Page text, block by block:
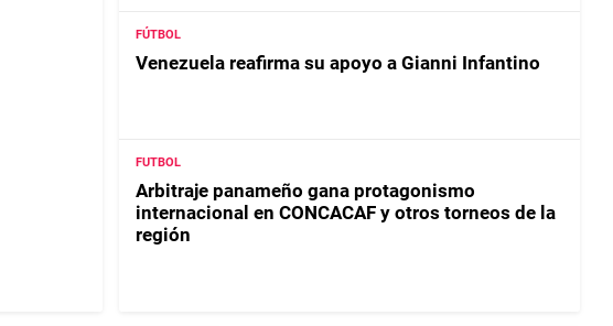
FÚTBOL
Venezuela reafirma su apoyo a Gianni Infantino
FUTBOL
Arbitraje panameño gana protagonismo
internacional en CONCACAF y otros torneos de la
región